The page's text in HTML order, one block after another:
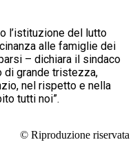
l’istituzione del lutto
alle famiglie dei
– dichiara il sindaco
di grande tristezza,
nel rispetto e nella
tutti noi”.
© Riproduzione riservata